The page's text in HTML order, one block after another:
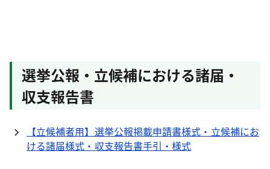
選挙公報・立候補における諸届・
収支報告書
【立候補者用】選挙公報掲載申請書様式・立候補にお
ける諸届様式・収支報告書手引・様式